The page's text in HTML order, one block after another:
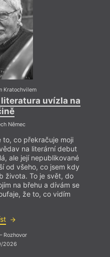
Kratochvilem
uvízla na
Němec
co překračuje moji
na literární debut
ale její nepublikované
od všeho, co jsem kdy
života. To je svět, do
na břehu a dívám se
že to, co vidím
Rozhovor
2026